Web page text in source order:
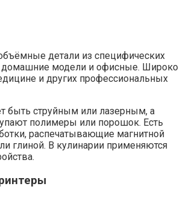
детали из специфических
домашние модели и офисные. Широко
и других профессиональных
быть струйным или лазерным, а
полимеры или порошок. Есть
распечатывающие магнитной
глиной. В кулинарии применяются